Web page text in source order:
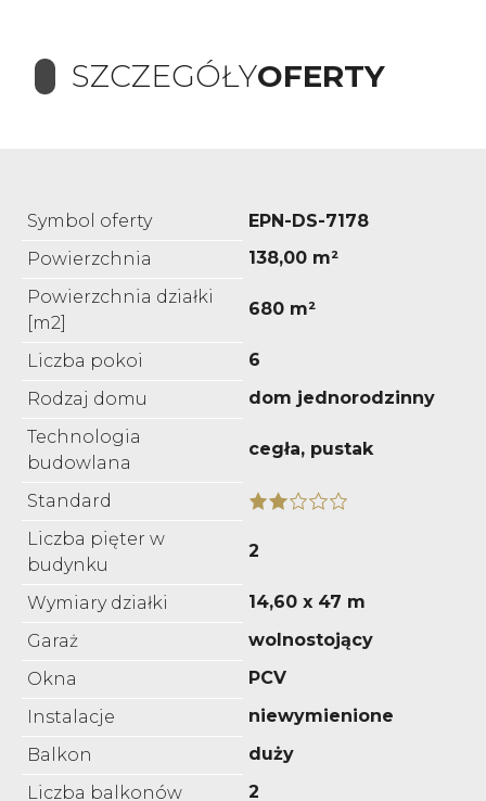
SZCZEGÓŁYOFERTY
Symbol oferty
EPN-DS-7178
Powierzchnia
138,00 m²
Powierzchnia działki
[m2]
680 m²
Liczba pokoi
6
Rodzaj domu
dom jednorodzinny
Technologia
budowlana
cegła, pustak
Standard
Liczba pięter w
budynku
2
Wymiary działki
14,60 x 47 m
Garaż
wolnostojący
Okna
PCV
Instalacje
niewymienione
Balkon
duży
Liczba balkonów
2